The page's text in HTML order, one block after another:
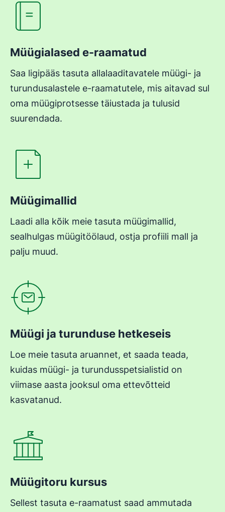
Müügialased e-raamatud
Saa ligipääs tasuta allalaaditavatele müügi- ja
turundusalastele e-raamatutele, mis aitavad sul
oma müügiprotsesse täiustada ja tulusid
suurendada.
Müügimallid
Laadi alla kõik meie tasuta müügimallid,
sealhulgas müügitöölaud, ostja profiili mall ja
palju muud.
Müügi ja turunduse hetkeseis
Loe meie tasuta aruannet, et saada teada,
kuidas müügi- ja turundusspetsialistid on
viimase aasta jooksul oma ettevõtteid
kasvatanud.
Müügitoru kursus
Sellest tasuta e-raamatust saad ammutada